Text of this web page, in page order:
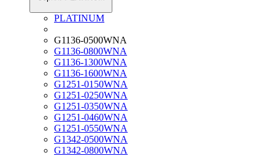
PLATINUM
G1136-0500WNA
G1136-0800WNA
G1136-1300WNA
G1136-1600WNA
G1251-0150WNA
G1251-0250WNA
G1251-0350WNA
G1251-0460WNA
G1251-0550WNA
G1342-0500WNA
G1342-0800WNA